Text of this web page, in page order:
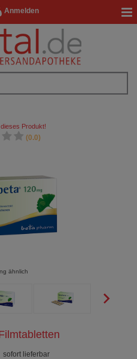
Anmelden
sofort lieferbar
Produkt!
(0.0)
ähnlich